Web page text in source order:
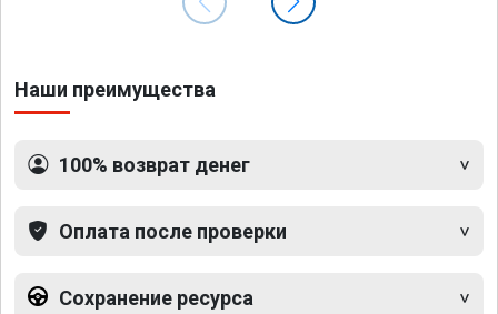
Наши преимущества
100% возврат денег
Оплата после проверки
Сохранение ресурса